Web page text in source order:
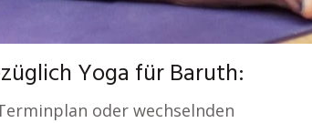
Yoga für Baruth:
oder wechselnden